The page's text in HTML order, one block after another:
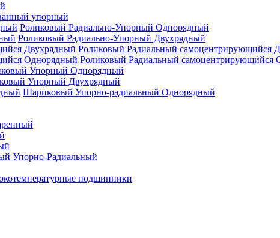
упорный
Роликовый Радиально-Упорный Однорядный
Роликовый Радиально-Упорный Двухрядный
Роликовый Радиальный самоцентрирующийся
Роликовый Радиальный самоцентрирующийся
Упорный Однорядный
Упорный Двухрядный
Шариковый Упорно-радиальный Однорядный
Упорно-Радиальный
подшипники